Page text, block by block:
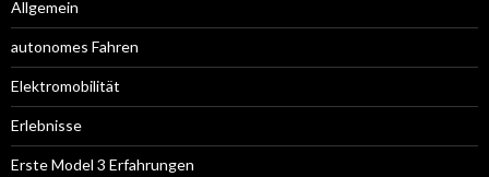
Allgemein
autonomes Fahren
Elektromobilität
Erlebnisse
Erste Model 3 Erfahrungen